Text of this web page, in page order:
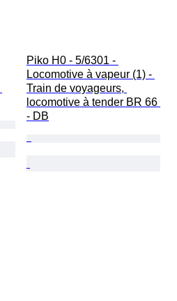
Piko H0 - 5/6301 -
Locomotive à vapeur (1) -
Train de voyageurs,
locomotive à tender BR 66
- DB